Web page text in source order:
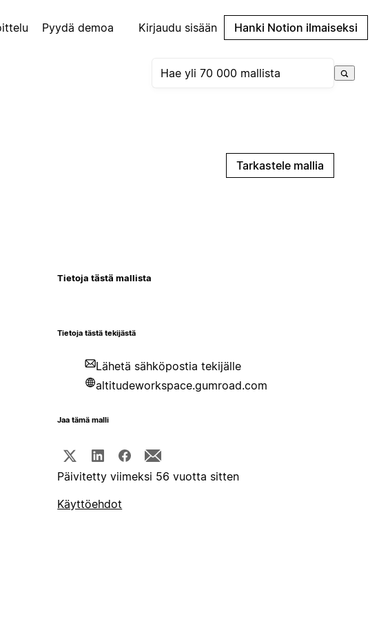
Pyydä demoa Kirjaudu sisään Hanki Notion ilmaiseksi
Tarkastele mallia
Tietoja tästä mallista
Tietoja tästä tekijästä
Lähetä sähköpostia tekijälle
altitudeworkspace.gumroad.com
Jaa tämä malli
Päivitetty viimeksi 56 vuotta sitten
Käyttöehdot